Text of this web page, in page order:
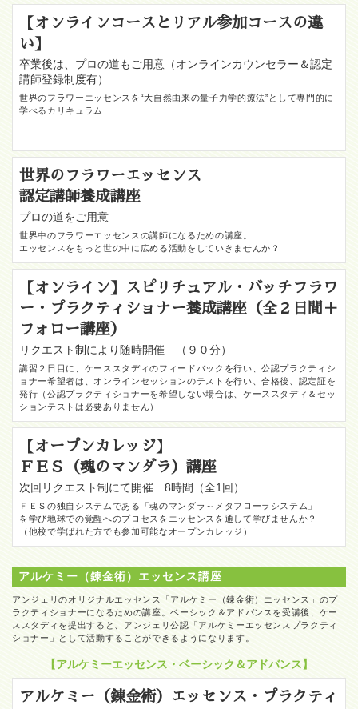
【オンラインコースとリアル参加コースの違
い】
卒業後は、プロの道もご用意（オンラインカウンセラー＆認定
講師登録制度有）
世界のフラワーエッセンスを“大自然由来の量子力学的療法”として専門的に
学べるカリキュラム
世界のフラワーエッセンス
認定講師養成講座
プロの道をご用意
世界中のフラワーエッセンスの講師になるための講座。
エッセンスをもっと世の中に広める活動をしていきませんか？
【オンライン】スピリチュアル・バッチフラワ
ー・プラクティショナー養成講座（全２日間＋
フォロー講座）
リクエスト制により随時開催 （９０分）
講習２日目に、ケーススタディのフィードバックを行い、公認プラクティシ
ョナー希望者は、オンラインセッションのテストを行い、合格後、認定証を
発行（公認プラクティショナーを希望しない場合は、ケーススタディ＆セッ
ションテストは必要ありません）
【オープンカレッジ】
ＦＥＳ（魂のマンダラ）講座
次回リクエスト制にて開催 8時間（全1回）
ＦＥＳの独自システムである「魂のマンダラ～メタフローラシステム」
を学び地球での覚醒へのプロセスをエッセンスを通して学びませんか？
（他校で学ばれた方でも参加可能なオープンカレッジ）
アルケミー（錬金術）エッセンス講座
アンジェリのオリジナルエッセンス「アルケミー（錬金術）エッセンス」のプ
ラクティショナーになるための講座。ベーシック＆アドバンスを受講後、ケー
ススタディを提出すると、アンジェリ公認「アルケミーエッセンスプラクティ
ショナー」として活動することができるようになります。
【アルケミーエッセンス・ベーシック＆アドバンス】
アルケミー（錬金術）エッセンス・プラクティ